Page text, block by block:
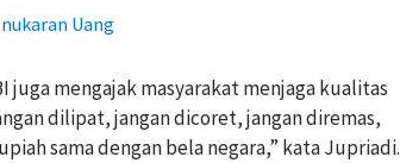
Uang
mengajak masyarakat menjaga kualitas
dilipat, jangan dicoret, jangan diremas,
sama dengan bela negara,” kata Jupriadi.